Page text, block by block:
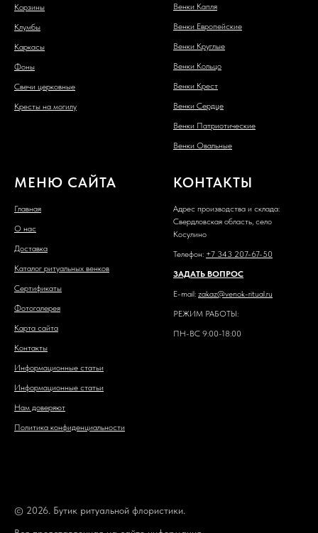
Корзины
Клумбы
Каркасы
Фоны
Свечи церковные
Кресты на могилу
Венки Капля
Венки Европейские
Венки Круглые
Венки Кольцо
Венки Крест
Венки Сердце
Венки Патриотические
Венки Овальные
МЕНЮ САЙТА
Главная
О нас
Доставка
Каталог ритуальных венков
Сертификаты
Фотогалерея
Карта сайта
Контакты
Информационные статьи
Информационные статьи
Нам доверяют
Политика конфиденциальности
КОНТАКТЫ
Адрес производства и склада:
Свердловская область, село
Косулино
Телефон: +7 343 207-67-50
ЗАДАТЬ ВОПРОС
E-mail: zakaz@venok-ritual.ru
РЕЖИМ РАБОТЫ:
ПН-ВС 9:00-18:00
© 2026. Бутик ритуальной флористики.